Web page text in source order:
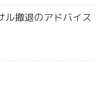
ル撤退のアドバイス